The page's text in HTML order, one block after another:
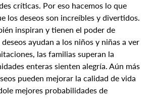
críticas. Por eso hacemos lo que
los deseos son increíbles y divertidos.
inspiran y tienen el poder de
ayudan a los niños y niñas a ver
las familias superan la
enteras sienten alegría. Aún más
pueden mejorar la calidad de vida
mejores probabilidades de